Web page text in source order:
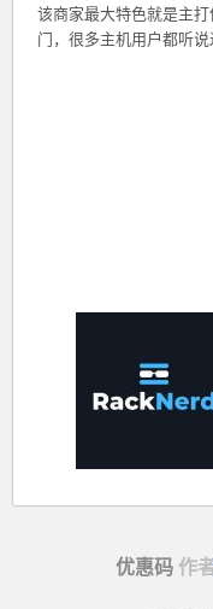
该商家最大特色就是主
门，很多主机用户都听说
优惠码 作